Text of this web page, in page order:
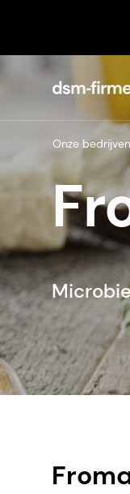
Onze bedrijven